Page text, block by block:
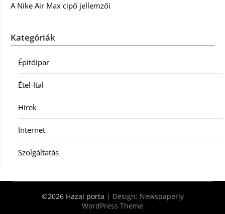
A Nike Air Max cipő jellemzői
Kategóriák
Építőipar
Étel-Ital
Hírek
Internet
Szolgáltatás
©2026 Hazai porta | Design: Newspaperly
WordPress Theme